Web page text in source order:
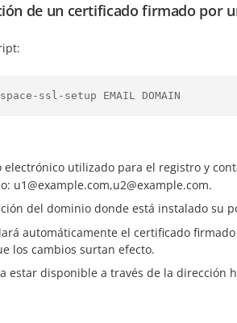
de un certificado firmado por
ssl-setup EMAIL DOMAIN
electrónico utilizado para el registro y
u1@example.com,u2@example.com.
del dominio donde está instalado su
automáticamente el certificado
los cambios surtan efecto.
estar disponible a través de la dirección